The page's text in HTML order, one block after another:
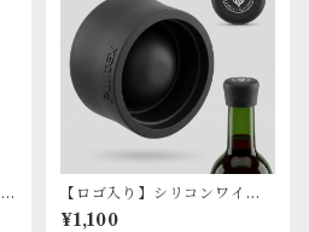
【ロゴ入り】シリコンワイン
ストッパー（黒）
¥1,100